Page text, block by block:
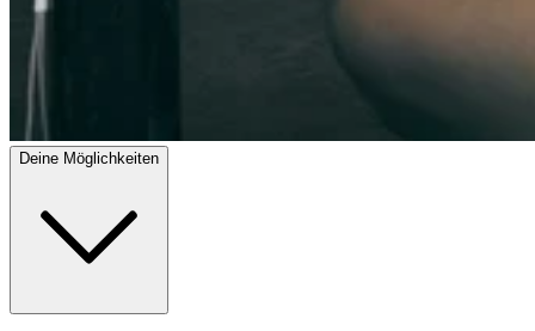
Deine Möglichkeiten